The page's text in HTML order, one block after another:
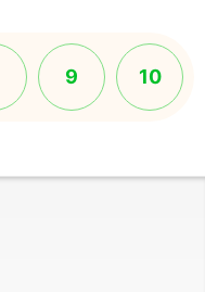
9 10